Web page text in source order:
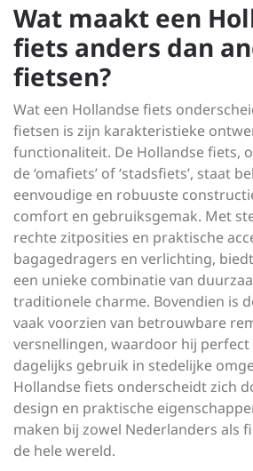
Wat maakt een
fiets anders dan
fietsen?
Wat een Hollandse fiets
fietsen is zijn karakteristieke
functionaliteit. De Hollandse fiets,
de ‘omafiets’ of ‘stadsfiets’, staat
eenvoudige en robuuste
comfort en gebruiksgemak. Met
rechte zitposities en praktische
bagagedragers en verlichting,
een unieke combinatie van
traditionele charme. Bovendien is
vaak voorzien van betrouwbare
versnellingen, waardoor hij
dagelijks gebruik in stedelijke
Hollandse fiets onderscheidt zich
design en praktische
maken bij zowel Nederlanders als
de hele wereld.